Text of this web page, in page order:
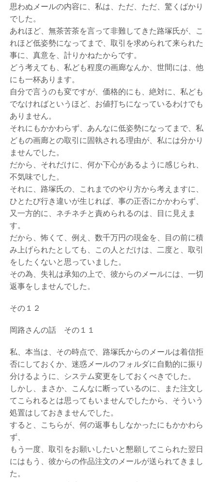
思わぬメールの内容に、私は、ただ、ただ、驚くばかり
でした。
あれほど、無茶苦茶を言って非難してきた路塚氏が、こ
れほど低姿勢になってまで、取引を求められて来られた
事に、真意を、計りかねたからです。
どう考えても、私ども程度の画廊なんか、世間には、他
にも一杯あります。
自分で言うのも変ですが、価格的にも、絶対に、私ども
でなければというほど、お値打ちになっているわけでも
ありません。
それにもかかわらず、あんなに低姿勢になってまで、私
どもの画廊との取引に固執される理由が、私には分かり
ませんでした。
だから、それだけに、何か下心があるように感じられ、
不気味でした。
それに、路塚氏の、これまでのやり方から考えますに、
ひとたび行き違いが生じれば、事の正否にかかわらず、
又一方的に、ネチネチと責められるのは、目に見えま
す。
だから、怖くて、例え、数千万円の現金を、目の前に積
み上げられたとしても、この人とだけは、二度と、取引
をしたくないと思っていました。
その為、失礼は承知の上で、彼からのメールには、一切
返事をしませんでした。
その１２
岡路さんの話 その１１
私、本当は、その時点で、路塚氏からのメールは着信拒
否にしておくか、迷惑メールのフォルダに自動的に振り
分けるように、システム変更をしておくべきでした。
しかし、まさか、こんなに断っているのに、また注文し
てこられるとは思ってもいませんでしたから、そういう
処置はしておきませんでした。
すると、こちらが、何の返事もしなかったにもかかわら
ず、
もう一度、取引をお願いしたいと懇願してこられた翌日
にはもう、彼からの作品注文のメールが送られてきまし
た。